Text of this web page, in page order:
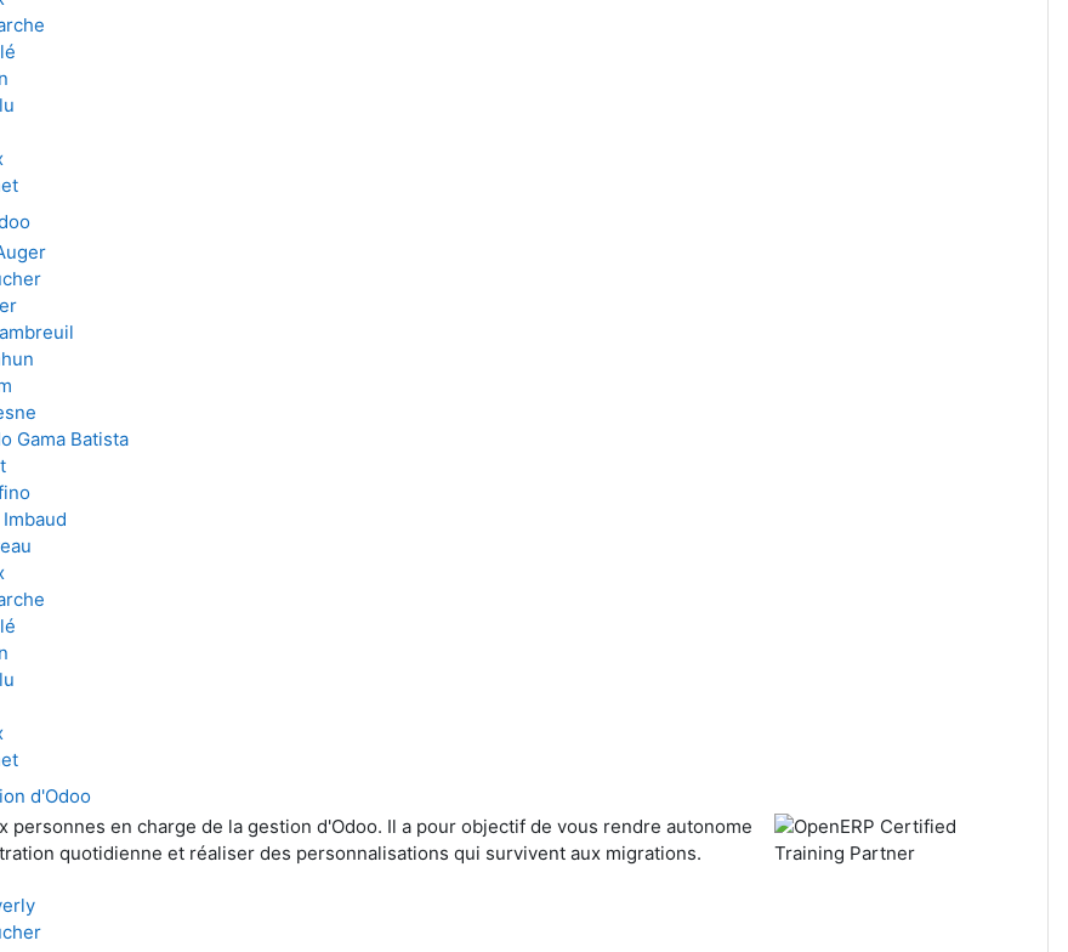
Gama Batista
d'Odoo
personnes en charge de la gestion d'Odoo. Il a pour objectif de vous rendre autonome
quotidienne et réaliser des personnalisations qui survivent aux migrations.